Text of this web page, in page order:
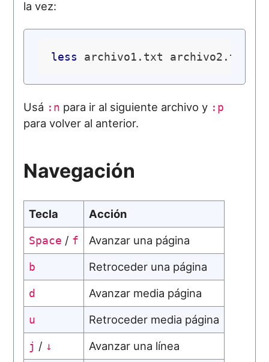
la vez:
less
Usá :n para ir al siguiente archivo y :p
para volver al anterior.
Navegación
Tecla Acción
Space / f Avanzar una página
b Retroceder una página
d Avanzar media página
u Retroceder media página
j / ↓ Avanzar una línea